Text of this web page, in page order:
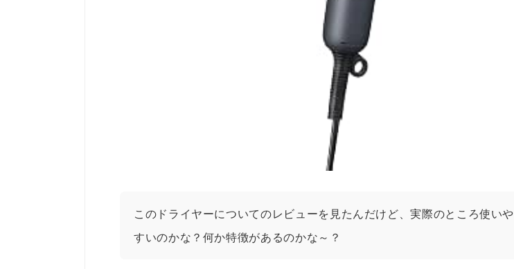
このドライヤーについてのレビューを見たんだけど、実際のところ使いや
すいのかな？何か特徴があるのかな～？